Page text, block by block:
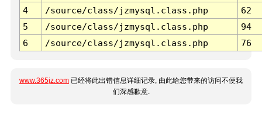
4
/source/class/jzmysql.class.php
62
5
/source/class/jzmysql.class.php
94
6
/source/class/jzmysql.class.php 76
www.365jz.com 已经将此出错信息详细记录, 由此给您带来的访问不便我
们深感歉意.